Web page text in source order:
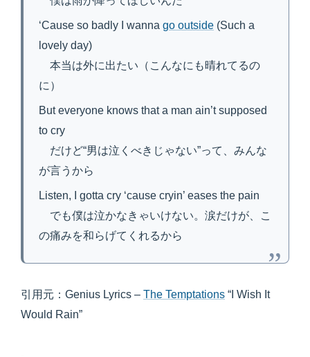
‘Cause so badly I wanna go outside (Such a
lovely day)
本当は外に出たい（こんなにも晴れてるの
に）
But everyone knows that a man ain’t supposed
to cry
だけど“男は泣くべきじゃない”って、みんな
が言うから
Listen, I gotta cry ‘cause cryin’ eases the pain
でも僕は泣かなきゃいけない。涙だけが、こ
の痛みを和らげてくれるから
引用元：Genius Lyrics – The Temptations “I Wish It
Would Rain”